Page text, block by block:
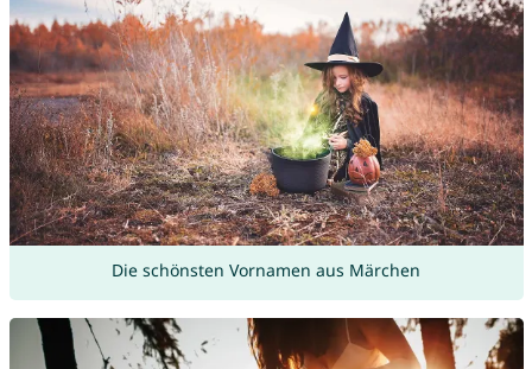
Die schönsten Vornamen aus Märchen